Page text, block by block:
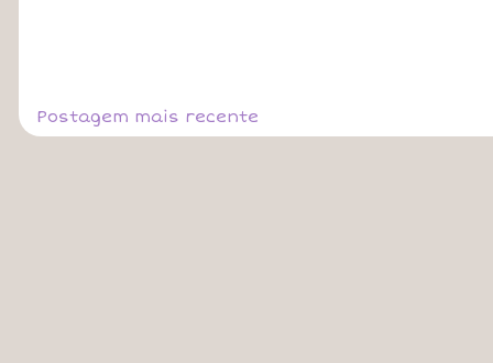
Postagem mais recente